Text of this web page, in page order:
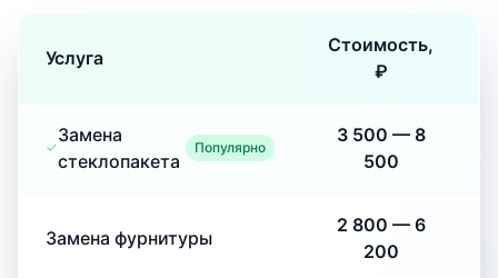
Услуга
Стоимость,
₽
Замена
стеклопакета
Популярно
3 500 — 8
500
Замена фурнитуры
2 800 — 6
200